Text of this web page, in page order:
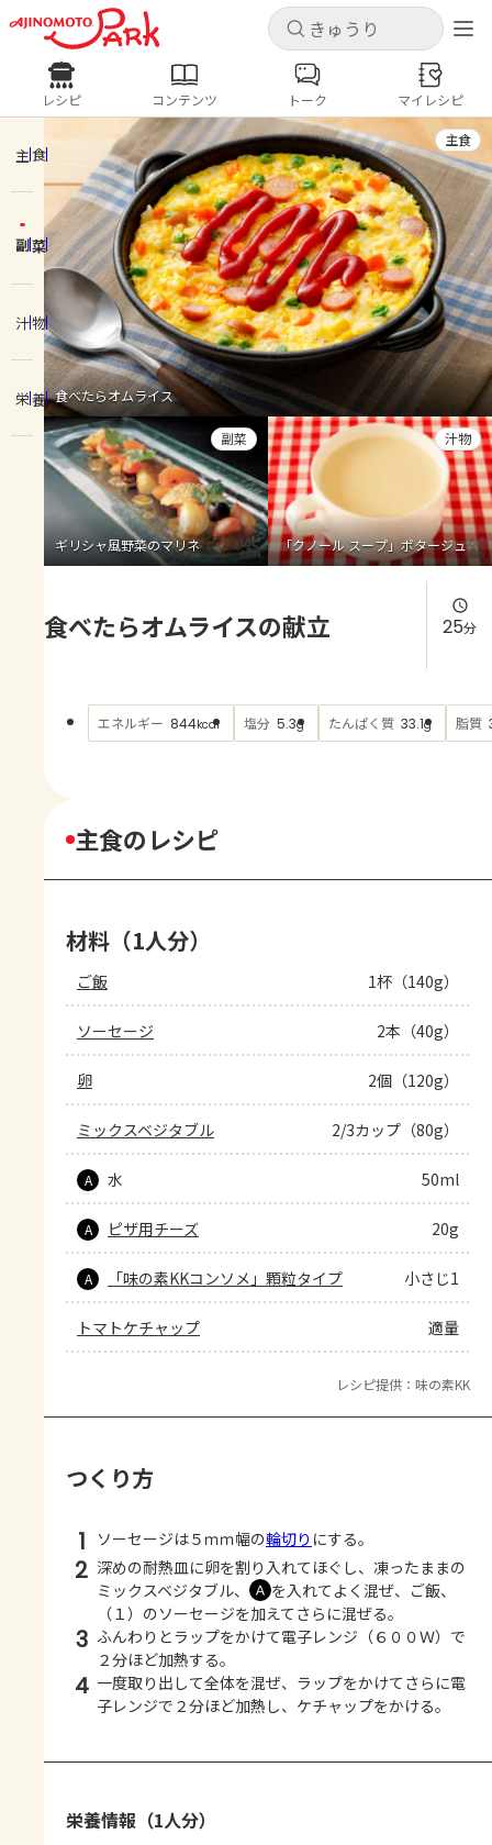
キャンセル
ログインするとレシピを保存できます
ログイン 新規登録
ホーム
コンテンツ
レシピ
トーク
よくあるお問い合わせ
お買い物
AJINOMOTO PARK とは
キャンセル
レシピ コンテンツ
人気の食材・レシピ
きゅうり なす トマト
とうもろこし
ピーマン
みょうが ゴーヤ
レシピ コンテンツ トーク マイレシピ
主食
副菜
汁物
栄養 食べたらオムライス
主食
ギリシャ風野菜のマリネ
副菜
「クノール スープ」ポタージュ
汁物
食べたらオムライスの献立 25分
エネルギー 844kcal 塩分 5.3g たんぱく質 33.1g 脂質
主食のレシピ
材料（1人分）
ご飯 1杯（140g）
ソーセージ 2本（40g）
卵 2個（120g）
ミックスベジタブル 2/3カップ（80g）
A 水 50ml
A ピザ用チーズ 20g
A 「味の素KKコンソメ」顆粒タイプ 小さじ1
トマトケチャップ 適量
レシピ提供：味の素KK
つくり方
1 ソーセージは５ｍｍ幅の輪切り にする。
2 深めの耐熱皿に卵を割り入れてほぐし、凍ったままの
ミックスベジタブル、
Ａ を入れてよく混ぜ、ご飯、
（１）のソーセージを加えてさらに混ぜる。
3 ふんわりとラップをかけて電子レンジ（６００Ｗ）で
２分ほど加熱する。
4 一度取り出して全体を混ぜ、ラップをかけてさらに電
子レンジで２分ほど加熱し、ケチャップをかける。
栄養情報（1人分）